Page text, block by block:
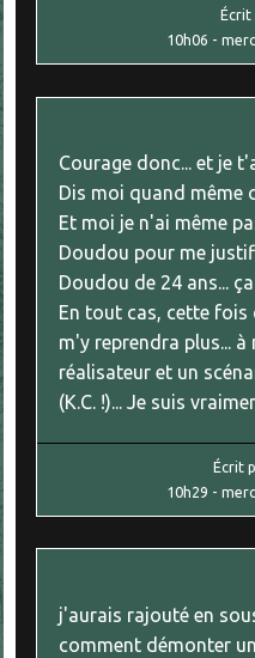
Écrit
10h06 -
Courage donc... et je
Dis moi quand même
Et moi je n'ai même
Doudou pour me
Doudou de 24 ans...
En tout cas, cette fois
m'y reprendra plus...
réalisateur et un
(K.C. !)... Je suis
Écrit
10h29 -
j'aurais rajouté en
comment démonter